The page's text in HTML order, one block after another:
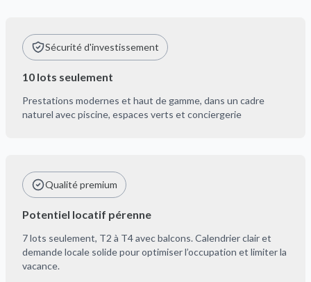
Sécurité d'investissement
10 lots seulement
Prestations modernes et haut de gamme, dans un cadre
naturel avec piscine, espaces verts et conciergerie
Qualité premium
Potentiel locatif pérenne
7 lots seulement, T2 à T4 avec balcons. Calendrier clair et
demande locale solide pour optimiser l’occupation et limiter la
vacance.